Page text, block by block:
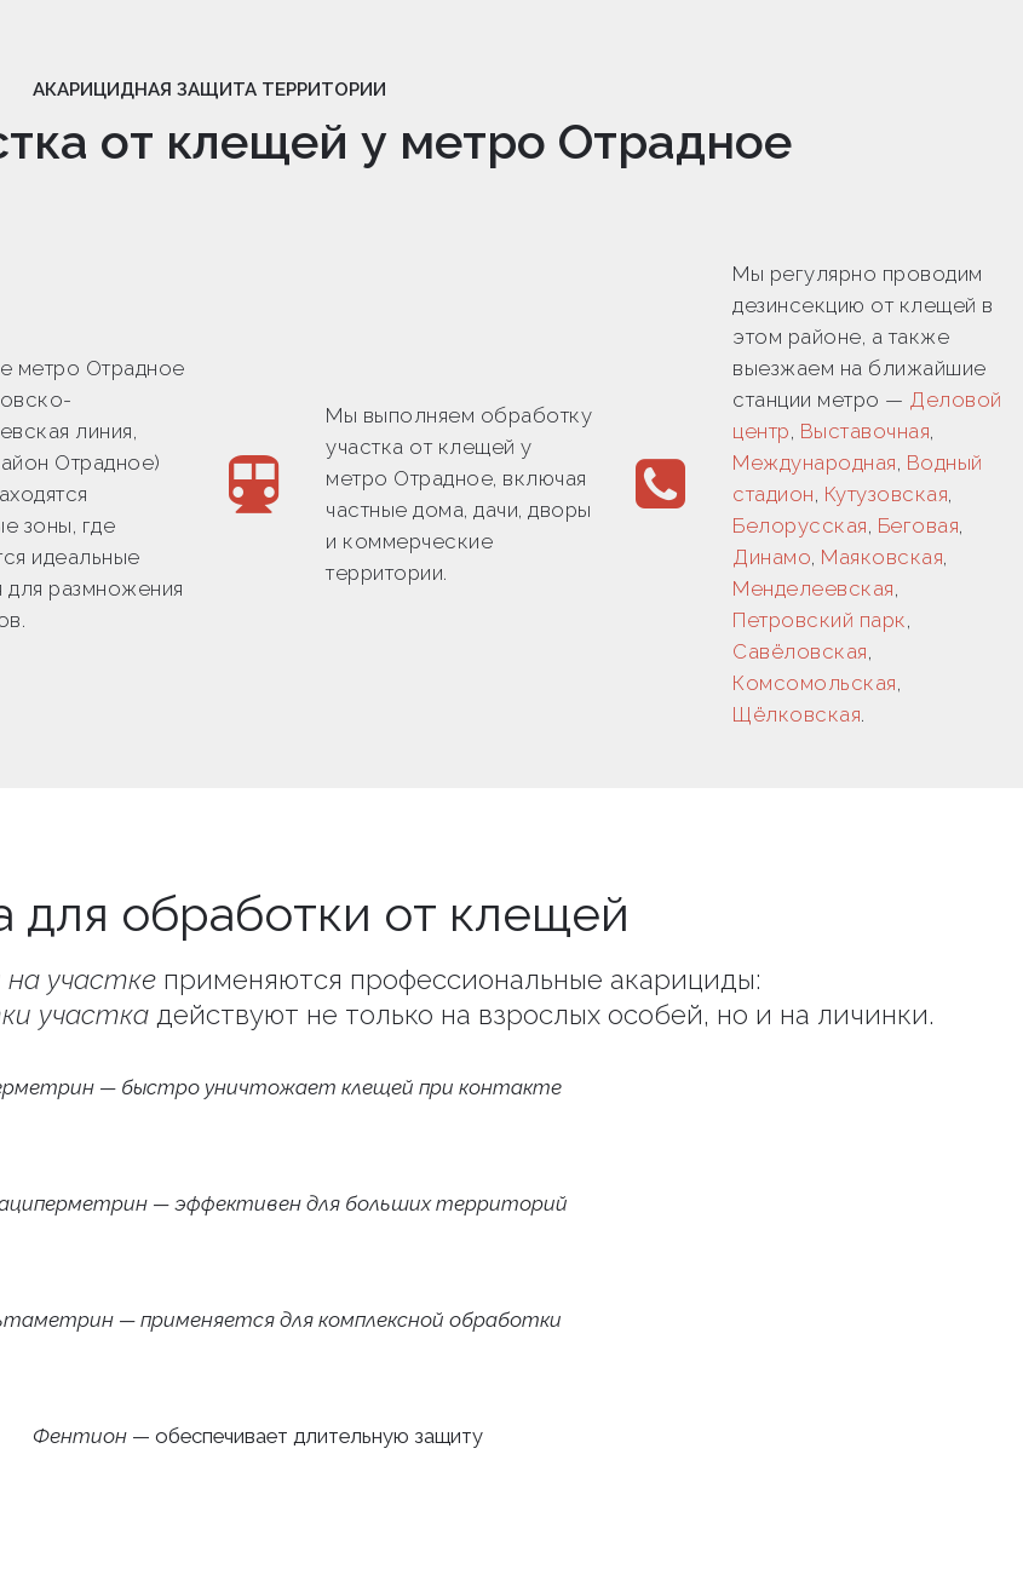
АКАРИЦИДНАЯ ЗАЩИТА ТЕРРИТОРИИ
от клещей у метро Отрадное
метро Отрадное
линия,
Отрадное)
зоны, где
идеальные
для размножения
Мы выполняем обработку
участка от клещей у
метро Отрадное, включая
частные дома, дачи, дворы
и коммерческие
территории.
Мы регулярно проводим
дезинсекцию от клещей в
этом районе, а также
выезжаем на ближайшие
станции метро — Деловой
центр, Выставочная,
Международная, Водный
стадион, Кутузовская,
Белорусская, Беговая,
Динамо, Маяковская,
Менделеевская,
Петровский парк,
Савёловская,
Комсомольская,
Щёлковская.
для обработки от клещей
участкеприменяются профессиональные акарициды:
участка действуют не только на взрослых особей, но и на личинки.
— быстро уничтожает клещей при контакте
— эффективен для больших территорий
— применяется для комплексной обработки
Фентион — обеспечивает длительную защиту